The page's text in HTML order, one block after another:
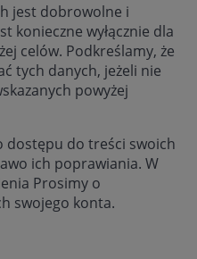
jest dobrowolne i
konieczne wyłącznie dla
celów. Podkreślamy, że
tych danych, jeżeli nie
powyżej
dostępu do treści swoich
ich poprawiania. W
Prosimy o
swojego konta.